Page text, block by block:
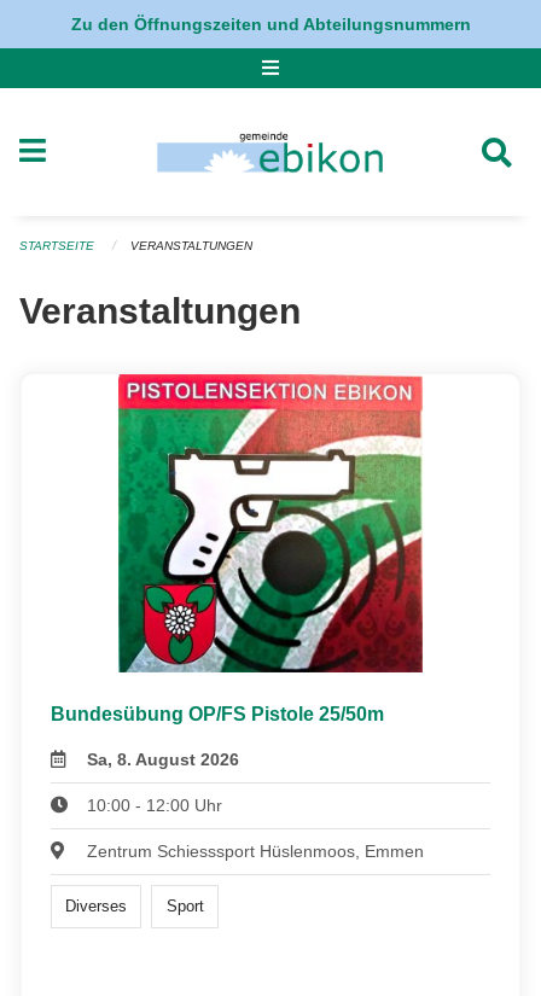
Navigation überspringen
Zu den Öffnungszeiten und Abteilungsnummern
STARTSEITE VERANSTALTUNGEN
Veranstaltungen
Bundesübung OP/FS Pistole 25/50m
Sa, 8. August 2026
10:00 - 12:00 Uhr
Zentrum Schiesssport Hüslenmoos, Emmen
Diverses Sport